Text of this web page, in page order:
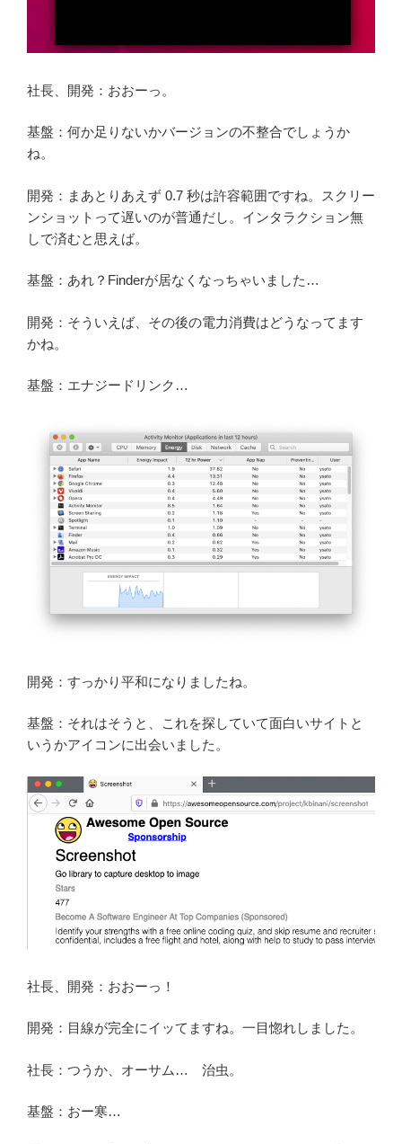
社長、開発：おおーっ。
基盤：何か足りないかバージョンの不整合でしょうか
ね。
開発：まあとりあえず 0.7 秒は許容範囲ですね。スクリー
ンショットって遅いのが普通だし。インタラクション無
しで済むと思えば。
基盤：あれ？Finderが居なくなっちゃいました…
開発：そういえば、その後の電力消費はどうなってます
かね。
基盤：エナジードリンク…
開発：すっかり平和になりましたね。
基盤：それはそうと、これを探していて面白いサイトと
いうかアイコンに出会いました。
社長、開発：おおーっ！
開発：目線が完全にイッてますね。一目惚れしました。
社長：つうか、オーサム… 治虫。
基盤：おー寒…